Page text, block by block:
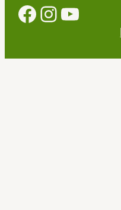
Facebook InstagramYouTube